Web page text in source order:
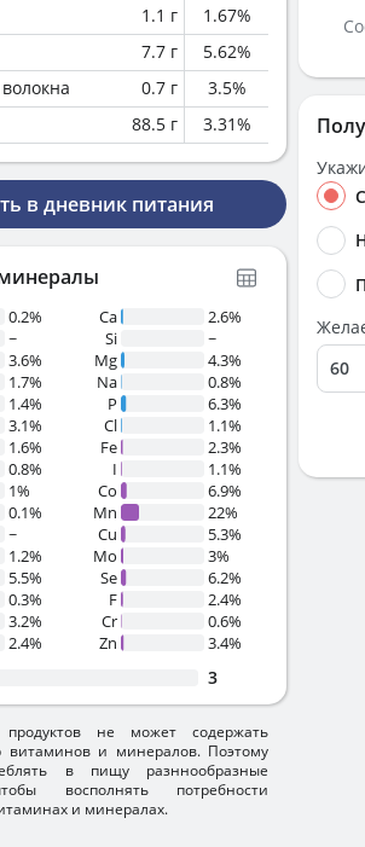
1.1 г 1.67%
7.7 г 5.62%
0.7 г 3.5%
88.5 г 3.31%
в дневник питания
0.2%
~
3.6%
1.7%
1.4%
3.1%
1.6%
0.8%
1%
0.1%
~
1.2%
5.5%
0.3%
3.2%
2.4%
Ca
2.6%
Si
~
Mg
4.3%
Na
0.8%
P
6.3%
Cl
1.1%
Fe
2.3%
I
1.1%
Co
6.9%
Mn
22%
Cu
5.3%
Mo
3%
Se
6.2%
F
2.4%
Cr
0.6%
Zn
3.4%
3
продуктов не может содержать
витаминов и минералов. Поэтому
в пищу разннообразные
восполнять потребности
и минералах.